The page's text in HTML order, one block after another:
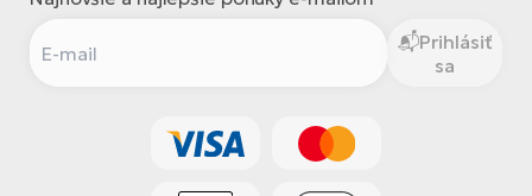
Prihlásiť
sa